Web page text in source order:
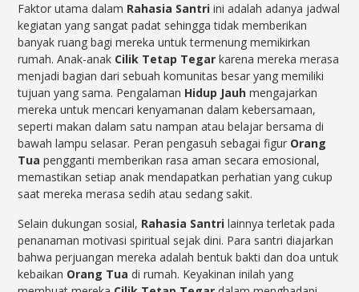
Faktor utama dalam Rahasia Santri ini adalah adanya jadwal
kegiatan yang sangat padat sehingga tidak memberikan
banyak ruang bagi mereka untuk termenung memikirkan
rumah. Anak-anak Cilik Tetap Tegar karena mereka merasa
menjadi bagian dari sebuah komunitas besar yang memiliki
tujuan yang sama. Pengalaman Hidup Jauh mengajarkan
mereka untuk mencari kenyamanan dalam kebersamaan,
seperti makan dalam satu nampan atau belajar bersama di
bawah lampu selasar. Peran pengasuh sebagai figur Orang
Tua pengganti memberikan rasa aman secara emosional,
memastikan setiap anak mendapatkan perhatian yang cukup
saat mereka merasa sedih atau sedang sakit.
Selain dukungan sosial, Rahasia Santri lainnya terletak pada
penanaman motivasi spiritual sejak dini. Para santri diajarkan
bahwa perjuangan mereka adalah bentuk bakti dan doa untuk
kebaikan Orang Tua di rumah. Keyakinan inilah yang